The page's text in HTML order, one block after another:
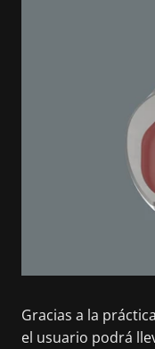
Gracias a la
el usuario podrá